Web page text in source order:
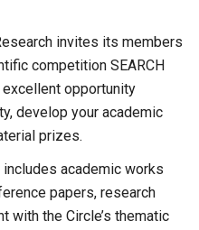
invites its members
competition SEARCH
opportunity
develop your academic
prizes.
academic works
papers, research
with the Circle’s thematic